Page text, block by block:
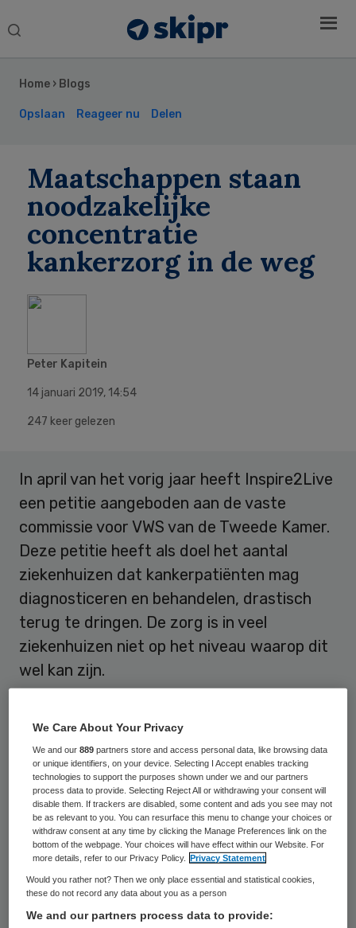
Search
Home › Blogs
Opslaan Reageer nu Delen
Maatschappen staan
noodzakelijke
concentratie
kankerzorg in de weg
Peter Kapitein
14 januari 2019, 14:54
247 keer gelezen
In april van het vorig jaar heeft Inspire2Live
een petitie aangeboden aan de vaste
commissie voor VWS van de Tweede Kamer.
Deze petitie heeft als doel het aantal
ziekenhuizen dat kankerpatiënten mag
diagnosticeren en behandelen, drastisch
terug te dringen. De zorg is in veel
ziekenhuizen niet op het niveau waarop dit
wel kan zijn.
die niet goed geholpen zijn in een IKEA-
ziekenhuis en doorverwezen moeten
worden. De petitie‘Van IKEA-ziekenhuizen
naar Excellente Kankercentra’staat op de
website van Inspire2Live.
IKEA staat voor: ‘Ik Kan Echt Alles’. In IKEA-
ziekenhuizen worden patiënten met kanker
geholpen en wij vinden dat zij daar mee
Sidebar
We Care About Your Privacy
We and our889 partners store and access personal data, like browsing data
or unique identifiers, on your device. Selecting I Accept enables tracking
technologies to support the purposes shown under we and our partners
process data to provide. Selecting Reject All or withdrawing your consent will
disable them. If trackers are disabled, some content and ads you see may not
be as relevant to you. You can resurface this menu to change your choices or
withdraw consent at any time by clicking the Manage Preferences link on the
bottom of the webpage. Your choices will have effect within our Website. For
more details, refer to our Privacy Policy.
Privacy Statement
Would you rather not? Then we only place essential and statistical cookies,
these do not record any data about you as a person
We and our partners process data to provide: